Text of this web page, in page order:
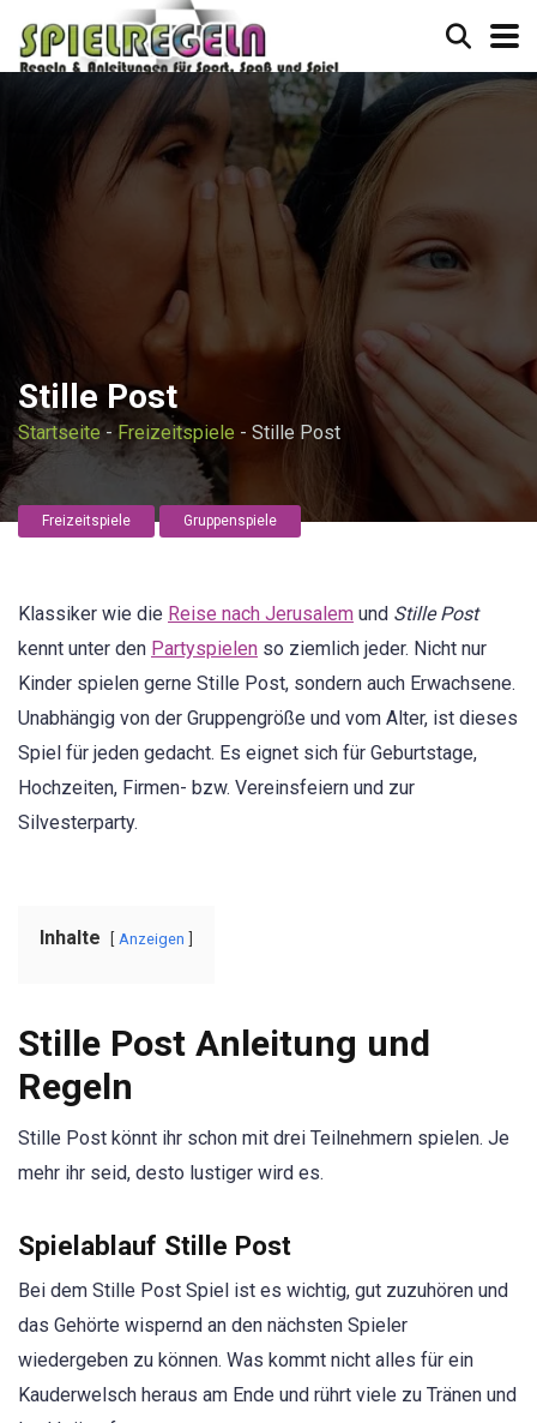
Stille Post
Startseite - Freizeitspiele - Stille Post
Freizeitspiele Gruppenspiele
Klassiker wie die Reise nach Jerusalem und Stille Post
kennt unter den Partyspielen so ziemlich jeder. Nicht nur
Kinder spielen gerne Stille Post, sondern auch Erwachsene.
Unabhängig von der Gruppengröße und vom Alter, ist dieses
Spiel für jeden gedacht. Es eignet sich für Geburtstage,
Hochzeiten, Firmen- bzw. Vereinsfeiern und zur
Silvesterparty.
Inhalte Anzeigen
Stille Post Anleitung und
Regeln
Stille Post könnt ihr schon mit drei Teilnehmern spielen. Je
mehr ihr seid, desto lustiger wird es.
Spielablauf Stille Post
Bei dem Stille Post Spiel ist es wichtig, gut zuzuhören und
das Gehörte wispernd an den nächsten Spieler
wiedergeben zu können. Was kommt nicht alles für ein
Kauderwelsch heraus am Ende und rührt viele zu Tränen und